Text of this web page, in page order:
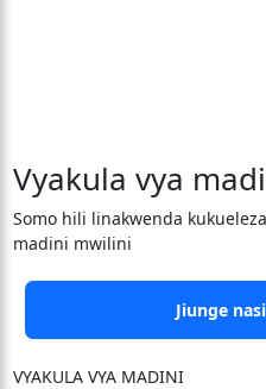
Vyakula vya
Somo hili linakwenda
madini mwilini
Jiunge
VYAKULA VYA MADINI